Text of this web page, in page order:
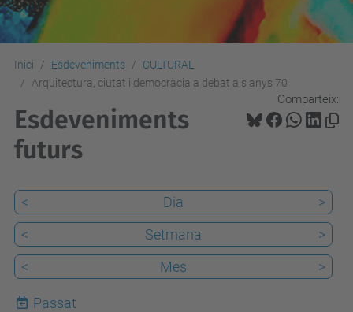
Inici Esdeveniments
CULTURAL
Arquitectura, ciutat i democràcia a debat als anys 70
Comparteix:
Esdeveniments
futurs
< Dia
>
<
Setmana
>
<
Mes >
Passat